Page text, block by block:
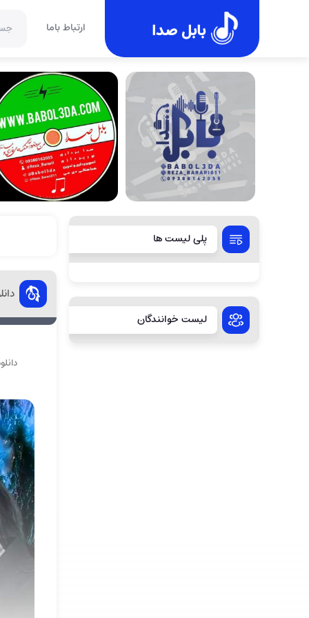
بابل صدا ارتباط باما
پلی لیست ها
لیست خوانندگان